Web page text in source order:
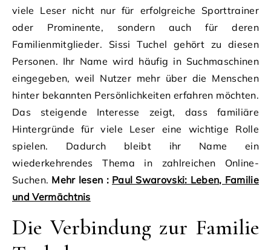
viele Leser nicht nur für erfolgreiche Sporttrainer
oder Prominente, sondern auch für deren
Familienmitglieder. Sissi Tuchel gehört zu diesen
Personen. Ihr Name wird häufig in Suchmaschinen
eingegeben, weil Nutzer mehr über die Menschen
hinter bekannten Persönlichkeiten erfahren möchten.
Das steigende Interesse zeigt, dass familiäre
Hintergründe für viele Leser eine wichtige Rolle
spielen. Dadurch bleibt ihr Name ein
wiederkehrendes Thema in zahlreichen Online-
Suchen. Mehr lesen : Paul Swarovski: Leben, Familie
und Vermächtnis
Die Verbindung zur Familie